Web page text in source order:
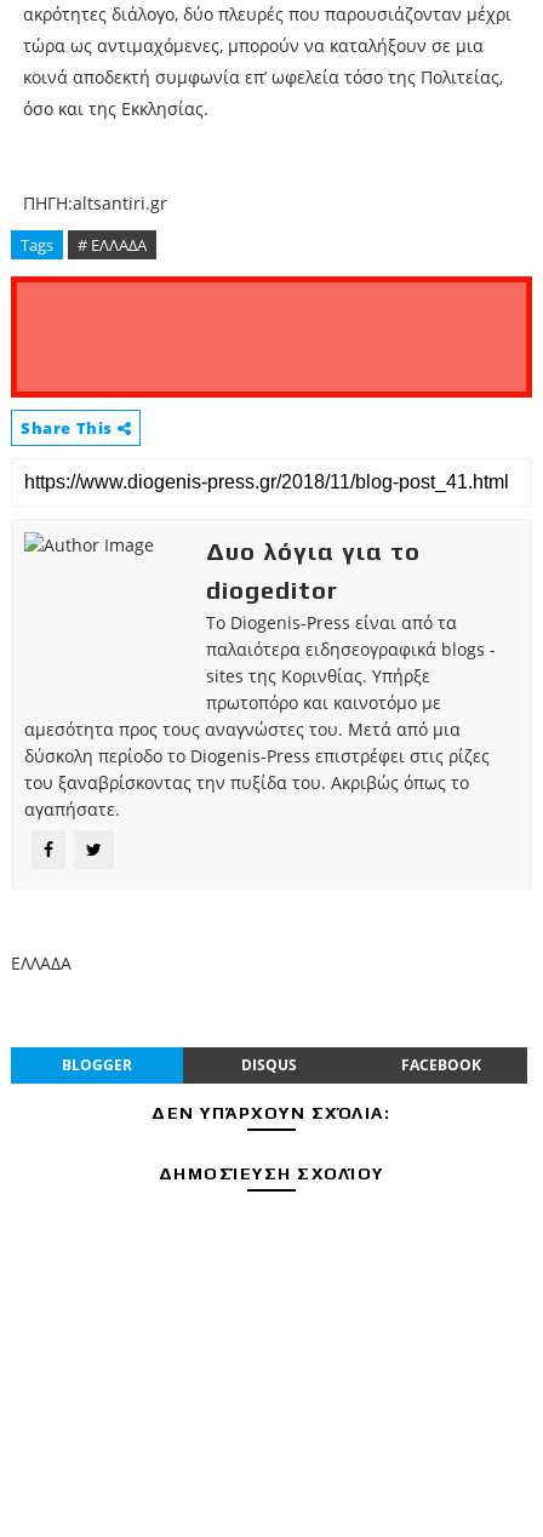
ακρότητες διάλογο, δύο πλευρές που παρουσιάζονταν μέχρι
τώρα ως αντιμαχόμενες, μπορούν να καταλήξουν σε μια
κοινά αποδεκτή συμφωνία επ’ ωφελεία τόσο της Πολιτείας,
όσο και της Εκκλησίας.
ΠΗΓΗ:altsantiri.gr
Tags # ΕΛΛΑΔΑ
Share This
Δυο λόγια για το
diogeditor
Το Diogenis-Press είναι από τα
παλαιότερα ειδησεογραφικά blogs -
sites της Κορινθίας. Υπήρξε
πρωτοπόρο και καινοτόμο με
αμεσότητα προς τους αναγνώστες του. Μετά από μια
δύσκολη περίοδο το Diogenis-Press επιστρέφει στις ρίζες
του ξαναβρίσκοντας την πυξίδα του. Ακριβώς όπως το
αγαπήσατε.
ΕΛΛΑΔΑ
BLOGGER DISQUS FACEBOOK
ΔΕΝ ΥΠΆΡΧΟΥΝ ΣΧΌΛΙΑ:
ΔΗΜΟΣΊΕΥΣΗ ΣΧΟΛΊΟΥ